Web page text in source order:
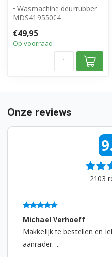
F4J5QYW4W.ABWQWDG
F4J5QYW4WABWQWDG
F4J5TNW3WABWQEFS
F4J5TNW4W.ABWQEFS
F4J5TNW4WABWQEFS
F4J5TNW4WABWQWMR
F4J5TNW4WWA.ABWQWUK
F4J5VNW3W.ABWQWBN
• Wasmachine deurrubber
MDS41955004
€49,95
Op voorraad
Onze reviews
2103
Michael Verhoeff
Makkelijk te bestellen en
aanrader. ...